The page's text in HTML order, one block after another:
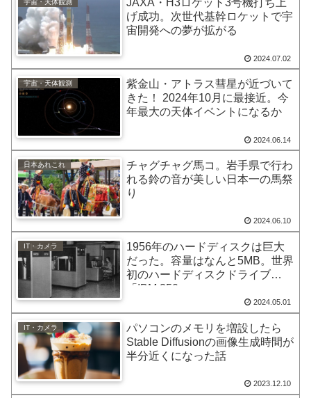
宇宙・天体観測
JAXA・H3ロケット3号機打ち上
げ成功。次世代基幹ロケットで宇
宙開発への夢が拡がる
2024.07.02
宇宙・天体観測
紫金山・アトラス彗星が近づいて
きた！ 2024年10月に最接近。今
年最大の天体イベントになるか
2024.06.14
日本あれこれ
チャグチャグ馬コ。岩手県で行わ
れる鈴の音が美しい日本一の馬祭
り
2024.06.10
IT・カメラ
1956年のハードディスクは巨大
だった。容量はなんと5MB。世界
初のハードディスクドライブ
「IBM 350」
2024.05.01
IT・カメラ
パソコンのメモリを増設したら
Stable Diffusionの画像生成時間が
半分近くになった話
2023.12.10